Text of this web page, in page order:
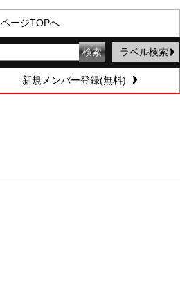
ページTOPへ
ラベル検索
新規メンバー登録(無料)